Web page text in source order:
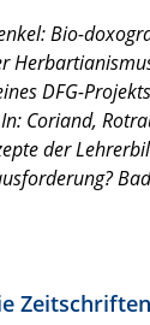
Bio-
DFG-
Coriand,
der
Zeitschriften